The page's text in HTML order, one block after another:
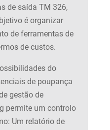
de saída TM 326,
é organizar
de ferramentas de
de custos.
do
de poupança
gestão de
permite um controlo
Um relatório de